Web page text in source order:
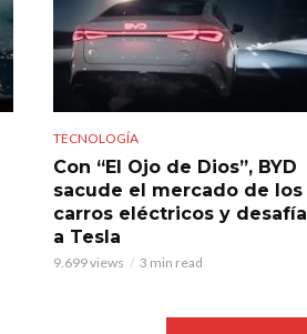
TECNOLOGÍA
Con “El Ojo de Dios”, BYD
sacude el mercado de los
carros eléctricos y desafía
a Tesla
9.699 views 3 min read